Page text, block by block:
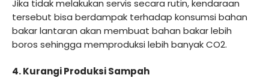
Jika tidak melakukan servis secara rutin, kendaraan
tersebut bisa berdampak terhadap konsumsi bahan
bakar lantaran akan membuat bahan bakar lebih
boros sehingga memproduksi lebih banyak CO2.
4. Kurangi Produksi Sampah